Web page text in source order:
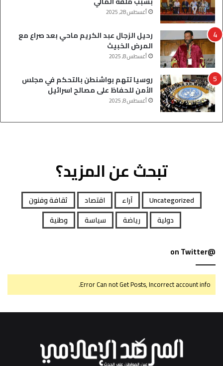
أغسطس 28, 2025
رحيل الزجال عبد الكريم ماحي بعد صراع مع
المرض الخبيث
أغسطس 8, 2025
روسيا تتهم بواشنطن بالتحكم في مجلس
الأمن للحفاظ على مصالح اسرائيل
أغسطس 8, 2025
تبحث عن المزيد؟
Uncategorized آراء اقتصاد
ثقافة وفنون
دولية
رياضة سياسة وطنية
@on Twitter
Error Can not Get Posts, Incorrect account info.